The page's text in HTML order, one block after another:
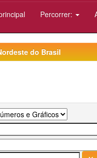
Percorrer:
do Brasil